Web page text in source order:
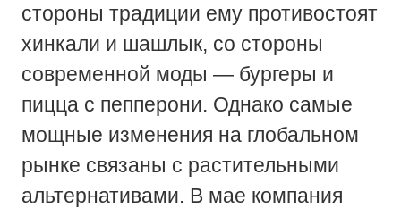
стороны традиции ему противостоят
хинкали и шашлык, со стороны
современной моды — бургеры и
пицца с пепперони. Однако самые
мощные изменения на глобальном
рынке связаны с растительными
альтернативами. В мае компания